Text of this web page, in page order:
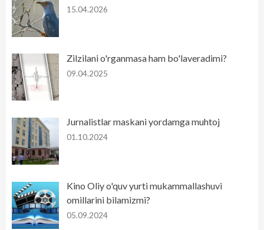
15.04.2026
Zilzilani o'rganmasa ham bo'laveradimi?
09.04.2025
Jurnalistlar maskani yordamga muhtoj
01.10.2024
Kino Oliy o'quv yurti mukammallashuvi
omillarini bilamizmi?
05.09.2024